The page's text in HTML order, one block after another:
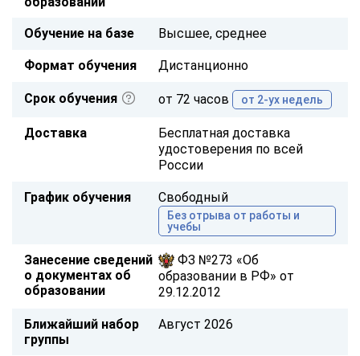
Обучение на базе Высшее, среднее
Формат обучения Дистанционно
Срок обучения от 72 часов от 2-ух недель
Доставка
Бесплатная доставка
удостоверения по всей
России
График обучения Свободный
Без отрыва от работы и
учебы
Занесение сведений
о документах об
образовании
ФЗ №273 «Об
образовании в РФ» от
29.12.2012
Ближайший набор
группы
Август 2026